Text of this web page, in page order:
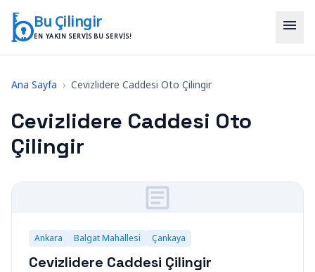
Bu Çilingir
EN YAKIN SERVIS BU SERVIS!
menu
Ana Sayfa › Cevizlidere Caddesi Oto Çilingir
Cevizlidere Caddesi Oto
Çilingir
Ankara Balgat Mahallesi Çankaya
Cevizlidere Caddesi Çilingir